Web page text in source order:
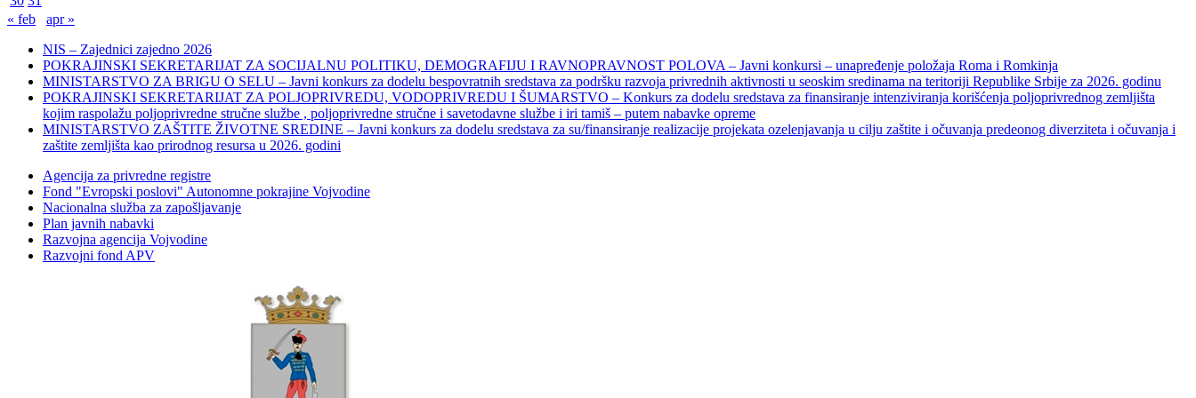
« feb
apr »
NIS – Zajednici zajedno 2026
POKRAJINSKI SEKRETARIJAT ZA SOCIJALNU POLITIKU, DEMOGRAFIJU I RAVNOPRAVNOST POLOVA – Javni konkursi – unapređenje položaja Roma i Romkinja
MINISTARSTVO ZA BRIGU O SELU – Javni konkurs za dodelu bespovratnih sredstava za podršku razvoja privrednih aktivnosti u seoskim sredinama na teritoriji Republike Srbije za 2026. godinu
POKRAJINSKI SEKRETARIJAT ZA POLJOPRIVREDU, VODOPRIVREDU I ŠUMARSTVO – Konkurs za dodelu sredstava za finansiranje intenziviranja korišćenja poljoprivrednog zemljišta
kojim raspolažu poljoprivredne stručne službe , poljoprivredne stručne i savetodavne službe i iri tamiš ‒ putem nabavke opreme
MINISTARSTVO ZAŠTITE ŽIVOTNE SREDINE – Javni konkurs za dodelu sredstava za su/finansiranje realizacije projekata ozelenjavanja u cilju zaštite i očuvanja predeonog diverziteta i očuvanja i
zaštite zemljišta kao prirodnog resursa u 2026. godini
Agencija za privredne registre
Fond "Evropski poslovi" Autonomne pokrajine Vojvodine
Nacionalna služba za zapošljavanje
Plan javnih nabavki
Razvojna agencija Vojvodine
Razvojni fond APV